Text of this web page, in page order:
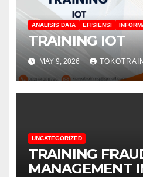
ANALISIS DATA EFISIENSI
TRAINING IOT
MAY 9, 2026
UNCATEGORIZED
TRAINING
MANAGEMENT